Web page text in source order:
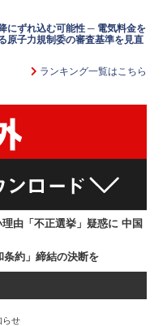
にずれ込む可能性 ─ 電気料金を
原子力規制委の審査基準を見直
ランキング一覧はこちら
由「不正選挙」疑惑に 中国
約」締結の決断を
らせ